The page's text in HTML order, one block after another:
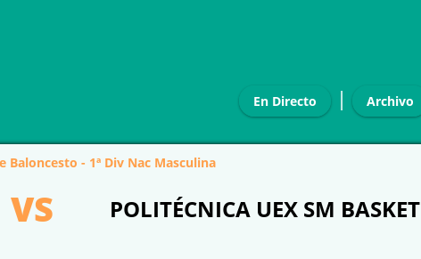
En Directo | Archivo
Baloncesto - 1ª Div Nac Masculina
VS POLITÉCNICA UEX SM BASKET